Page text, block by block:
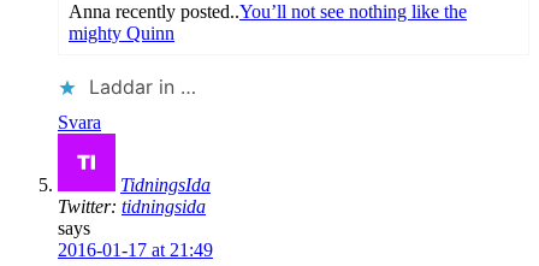
Anna recently posted..You’ll not see nothing like the
mighty Quinn
Laddar in …
Svara
TidningsIda
Twitter: tidningsida
says
2016-01-17 at 21:49